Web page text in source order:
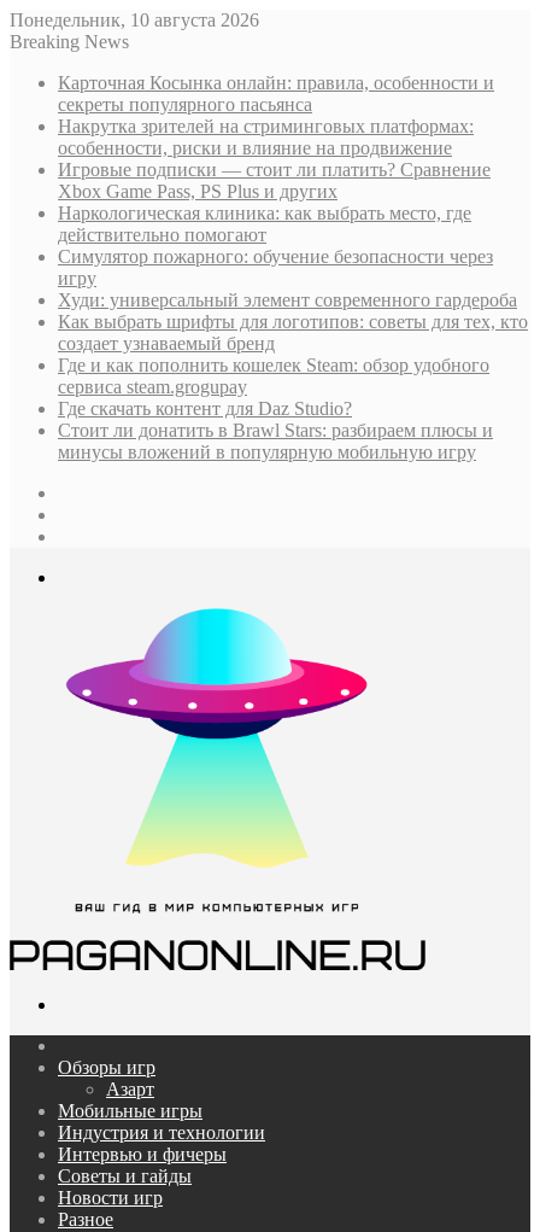
Понедельник, 10 августа 2026
Breaking News
Карточная Косынка онлайн: правила, особенности и
секреты популярного пасьянса
Накрутка зрителей на стриминговых платформах:
особенности, риски и влияние на продвижение
Игровые подписки — стоит ли платить? Сравнение
Xbox Game Pass, PS Plus и других
Наркологическая клиника: как выбрать место, где
действительно помогают
Симулятор пожарного: обучение безопасности через
игру
Худи: универсальный элемент современного гардероба
Как выбрать шрифты для логотипов: советы для тех, кто
создает узнаваемый бренд
Где и как пополнить кошелек Steam: обзор удобного
сервиса steam.grogupay
Где скачать контент для Daz Studio?
Стоит ли донатить в Brawl Stars: разбираем плюсы и
минусы вложений в популярную мобильную игру
Обзоры игр
Азарт
Мобильные игры
Индустрия и технологии
Интервью и фичеры
Советы и гайды
Новости игр
Разное